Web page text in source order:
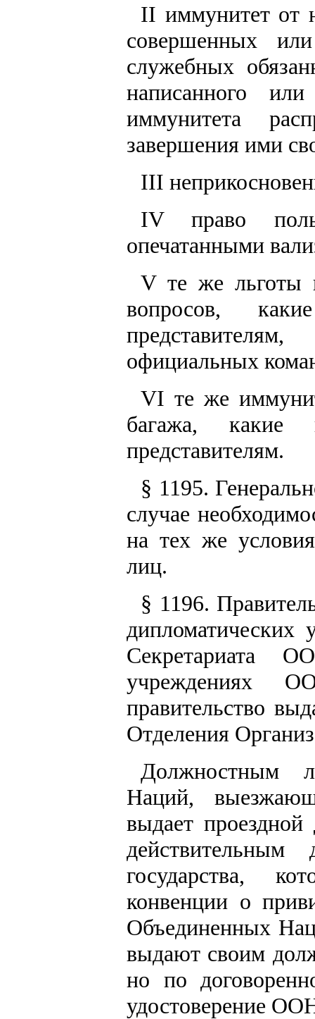
II иммунитет от
совершенных
служебных
написанного
иммунитета
завершения ими
III
IV право
опечатанными
V те же льготы
вопросов,
официальных
VI те же
багажа, какие
представителям.
§ 1195.
случае
на тех же
лиц.
§ 1196.
дипломатических
Секретариата
учреждениях
правительство
Отделения
Должностным
Наций,
выдает проездной
государства,
конвенции о
Объединенных
выдают своим
но по
удостоверение